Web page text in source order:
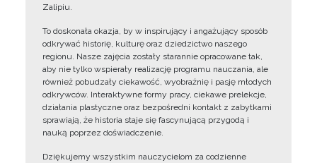
Zalipiu.
To doskonała okazja, by w inspirujący i angażujący sposób
odkrywać historię, kulturę oraz dziedzictwo naszego
regionu. Nasze zajęcia zostały starannie opracowane tak,
aby nie tylko wspierały realizację programu nauczania, ale
również pobudzały ciekawość, wyobraźnię i pasję młodych
odkrywców. Interaktywne formy pracy, ciekawe prelekcje,
działania plastyczne oraz bezpośredni kontakt z zabytkami
sprawiają, że historia staje się fascynującą przygodą i
nauką poprzez doświadczenie.
Dziękujemy wszystkim nauczycielom za codzienne